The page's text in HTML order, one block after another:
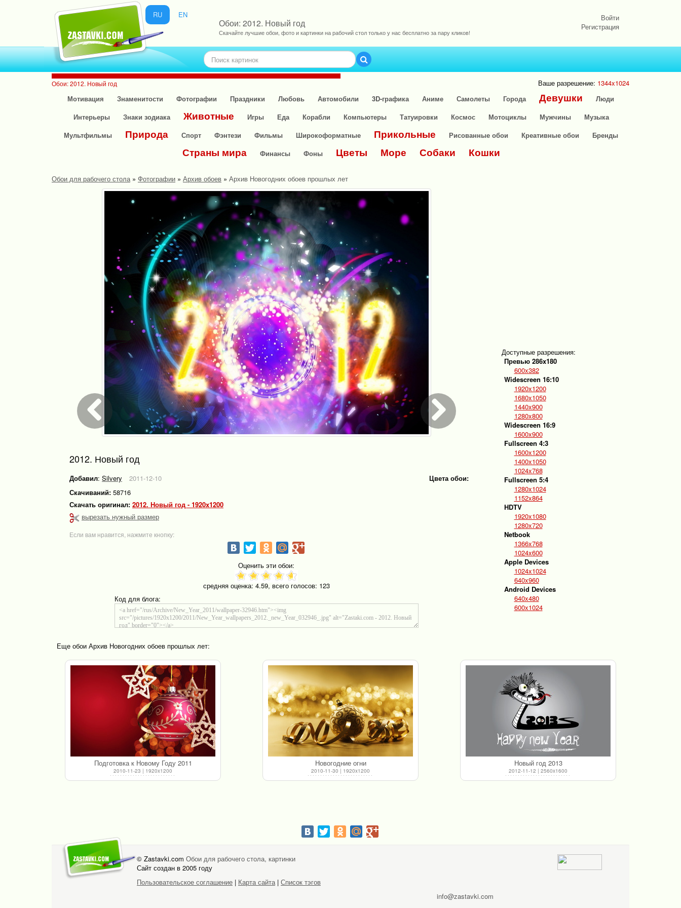
RU EN
Обои: 2012. Новый год
Скачайте лучшие обои, фото и картинки на рабочий стол только у нас бесплатно за пару кликов!
Войти
Регистрация
Обои: 2012. Новый год Ваше разрешение: 1344x1024
Мотивация
Знаменитости Фотографии Праздники Любовь Автомобили 3D-графика Аниме Самолеты Города Девушки
Люди
Интерьеры
Знаки зодиака Животные Игры Еда Корабли Компьютеры Татуировки Космос Мотоциклы Мужчины
Музыка
Мультфильмы
Природа Спорт Фэнтези Фильмы Широкоформатные Прикольные Рисованные обои Креативные обои Бренды
Страны мира Финансы Фоны Цветы Море Собаки Кошки
Обои для рабочего стола» Фотографии » Архив обоев » Архив Новогодних обоев прошлых лет
2012. Новый год
Добавил: Silvery
2011-12-10
Скачиваний: 58716
Скачать оригинал: 2012. Новый год - 1920x1200
вырезать нужный размер
Цвета обои:
Если вам нравится, нажмите кнопку:
Оценить эти обои:
средняя оценка: 4.59, всего голосов: 123
Код для блога:
Доступные разрешения:
Превью 286x180
600x382
Widescreen 16:10
1920x1200
1680x1050
1440x900
1280x800
Widescreen 16:9
1600x900
Fullscreen 4:3
1600x1200
1400x1050
1024x768
Fullscreen 5:4
1280x1024
1152x864
HDTV
1920x1080
1280x720
Netbook
1366x768
1024x600
Apple Devices
1024x1024
640x960
Android Devices
640x480
600x1024
Еще обои Архив Новогодних обоев прошлых лет:
Подготовка к Новому Году 2011
2010-11-23 | 1920x1200
Новогодние огни
2010-11-30 | 1920x1200
Новый год 2013
2012-11-12 | 2560x1600
© Zastavki.com Обои для рабочего стола, картинки
Сайт создан в 2005 году
Пользовательское соглашение | Карта сайта | Список тэгов
info@zastavki.com